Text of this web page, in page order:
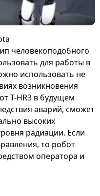
человекоподобного
для работы в
использовать не
возникновения
T-HR3 в будущем
аварий, сможет
высоких
радиации. Если
то робот
оператора и